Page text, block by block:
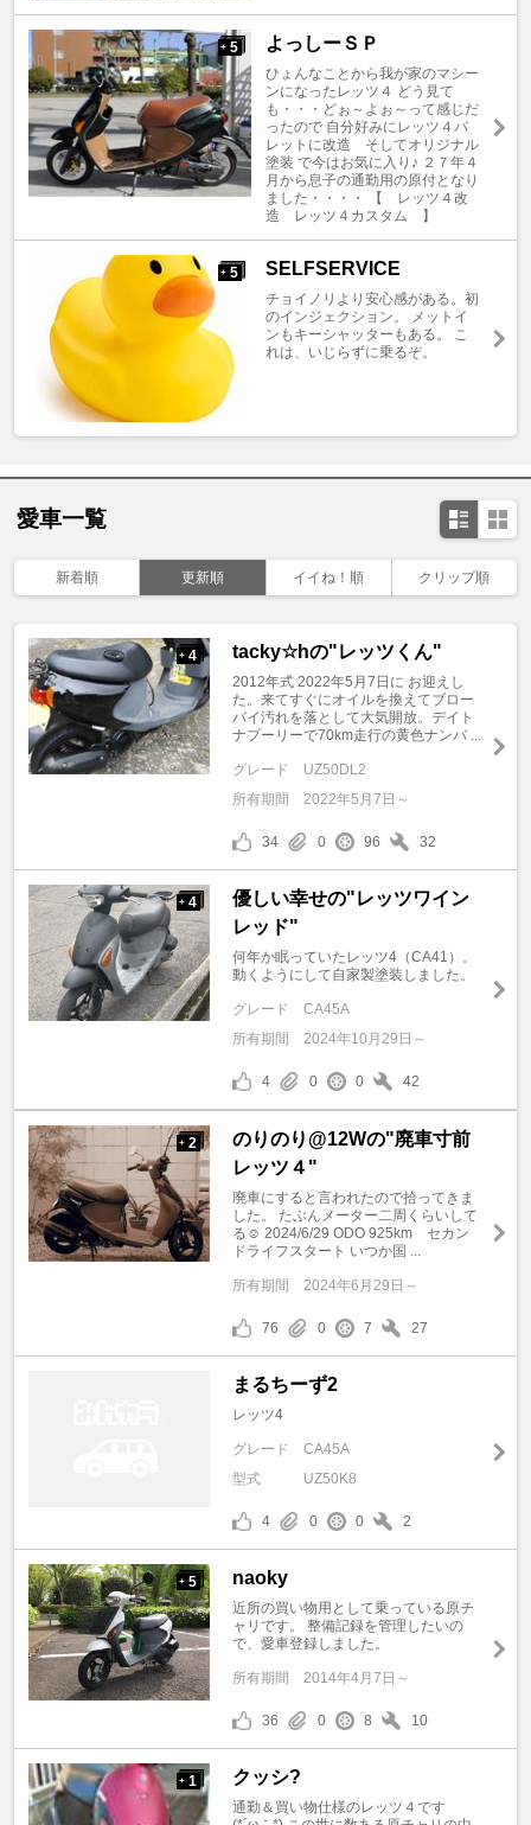
+ 5 よっしーＳＰ
ひょんなことから我が家のマシー
ンになったレッツ４ どう見て
も・・・どぉ～よぉ～って感じだ
ったので 自分好みにレッツ４パ
レットに改造 そしてオリジナル
塗装 で今はお気に入り♪ ２７年４
月から息子の通勤用の原付となり
ました・・・・ 【 レッツ４改
造 レッツ４カスタム 】
+ 5 SELFSERVICE
チョイノリより安心感がある。初
のインジェクション。 メットイ
ンもキーシャッターもある。 こ
れは、いじらずに乗るぞ。
愛車一覧
新着順 更新順 イイね！順 クリップ順
+ 4 tacky☆hの"レッツくん"
2012年式 2022年5月7日に お迎えし
た。来てすぐにオイルを換えてブロー
バイ汚れを落として大気開放。デイト
ナプーリーで70km走行の黄色ナンバ ...
グレード
UZ50DL2
所有期間
2022年5月7日～
34 0 96 32
+ 4
優しい幸せの"レッツワイン
レッド"
何年か眠っていたレッツ4（CA41）。
動くようにして自家製塗装しました。
グレード
CA45A
所有期間
2024年10月29日～
4 0 0 42
+ 2
のりのり@12Wの"廃車寸前
レッツ４"
廃車にすると言われたので拾ってきま
した。 たぶんメーター二周くらいして
る☺ 2024/6/29 ODO 925km セカン
ドライフスタート いつか国 ...
所有期間 2024年6月29日～
76 0 7 27
まるちーず2
レッツ4
グレード
CA45A
型式
UZ50K8
4 0 0 2
+ 5 naoky
近所の買い物用として乗っている原チ
ャリです。 整備記録を管理したいの
で、愛車登録しました。
所有期間 2014年4月7日～
36 0 8 10
+ 1 クッシ?
通勤＆買い物仕様のレッツ４です